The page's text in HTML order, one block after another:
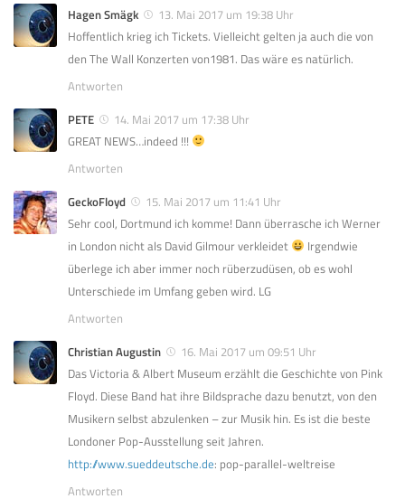
Hagen Smägk
13. Mai 2017 um 19:38 Uhr
Hoffentlich krieg ich Tickets. Vielleicht gelten ja auch die von
den The Wall Konzerten von1981. Das wäre es natürlich.
Antworten
PETE
14. Mai 2017 um 17:38 Uhr
GREAT NEWS…indeed !!!
Antworten
GeckoFloyd
15. Mai 2017 um 11:41 Uhr
Sehr cool, Dortmund ich komme! Dann überrasche ich Werner
in London nicht als David Gilmour verkleidet
Irgendwie
überlege ich aber immer noch rüberzudüsen, ob es wohl
Unterschiede im Umfang geben wird. LG
Antworten
Christian Augustin
16. Mai 2017 um 09:51 Uhr
Das Victoria & Albert Museum erzählt die Geschichte von Pink
Floyd. Diese Band hat ihre Bildsprache dazu benutzt, von den
Musikern selbst abzulenken – zur Musik hin. Es ist die beste
Londoner Pop-Ausstellung seit Jahren.
http://www.sueddeutsche.de: pop-parallel-weltreise
Antworten